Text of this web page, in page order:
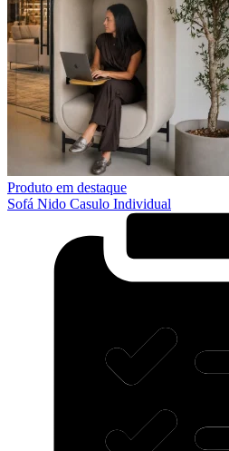
Produto em destaque
Sofá Nido Casulo Individual